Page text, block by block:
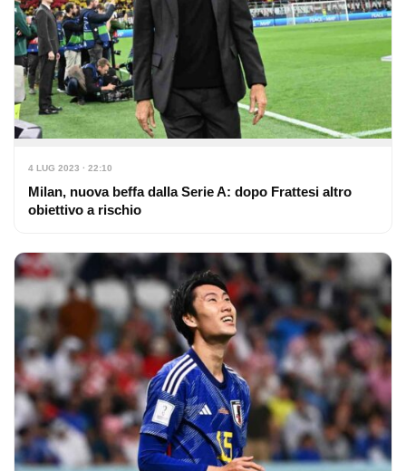
4 LUG 2023 · 22:10
Milan, nuova beffa dalla Serie A: dopo Frattesi altro
obiettivo a rischio